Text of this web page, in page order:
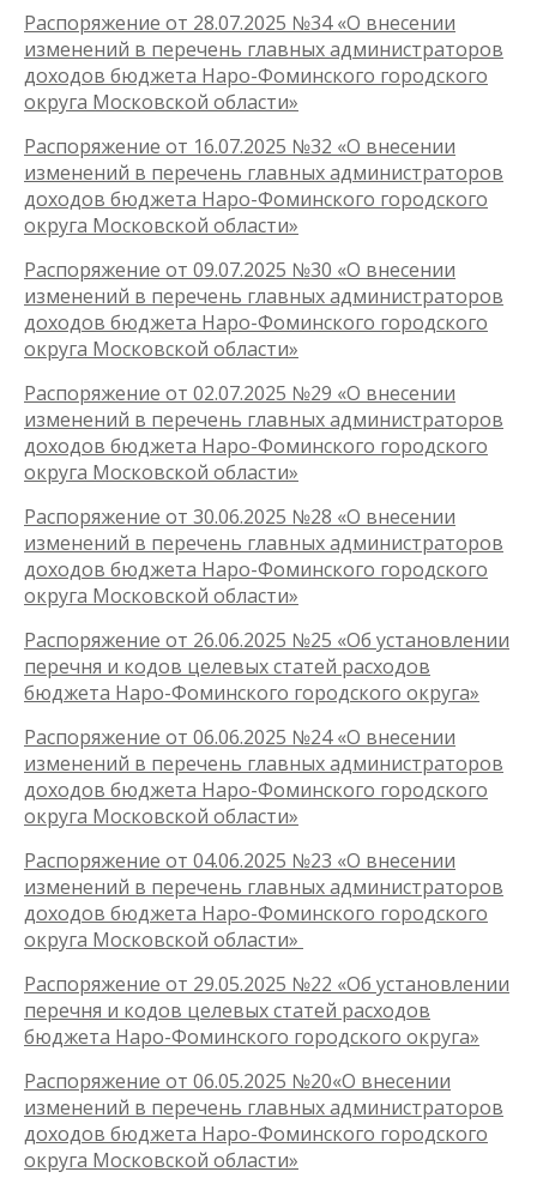
Распоряжение от 28.07.2025 №34 «О внесении
изменений в перечень главных администраторов
доходов бюджета Наро-Фоминского городского
округа Московской области»
Распоряжение от 16.07.2025 №32 «О внесении
изменений в перечень главных администраторов
доходов бюджета Наро-Фоминского городского
округа Московской области»
Распоряжение от 09.07.2025 №30 «О внесении
изменений в перечень главных администраторов
доходов бюджета Наро-Фоминского городского
округа Московской области»
Распоряжение от 02.07.2025 №29 «О внесении
изменений в перечень главных администраторов
доходов бюджета Наро-Фоминского городского
округа Московской области»
Распоряжение от 30.06.2025 №28 «О внесении
изменений в перечень главных администраторов
доходов бюджета Наро-Фоминского городского
округа Московской области»
Распоряжение от 26.06.2025 №25 «Об установлении
перечня и кодов целевых статей расходов
бюджета Наро-Фоминского городского округа»
Распоряжение от 06.06.2025 №24 «О внесении
изменений в перечень главных администраторов
доходов бюджета Наро-Фоминского городского
округа Московской области»
Распоряжение от 04.06.2025 №23 «О внесении
изменений в перечень главных администраторов
доходов бюджета Наро-Фоминского городского
округа Московской области»
Распоряжение от 29.05.2025 №22 «Об установлении
перечня и кодов целевых статей расходов
бюджета Наро-Фоминского городского округа»
Распоряжение от 06.05.2025 №20«О внесении
изменений в перечень главных администраторов
доходов бюджета Наро-Фоминского городского
округа Московской области»